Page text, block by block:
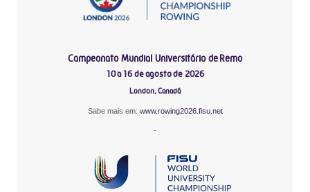
Campeonato Mundial Universitário de Remo
10 a 16 de agosto de 2026
London, Canadá
Sabe mais em: www.rowing2026.fisu.net
-